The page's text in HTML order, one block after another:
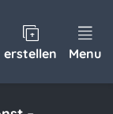
erstellen Menu